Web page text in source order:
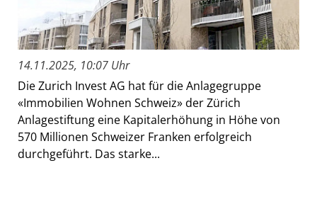
14.11.2025, 10:07 Uhr
Die Zurich Invest AG hat für die Anlagegruppe
«Immobilien Wohnen Schweiz» der Zürich
Anlagestiftung eine Kapitalerhöhung in Höhe von
570 Millionen Schweizer Franken erfolgreich
durchgeführt. Das starke...